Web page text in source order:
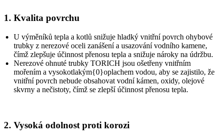
1. Kvalita povrchu
U výměníků tepla a kotlů snižuje hladký vnitřní povrch ohybové
trubky z nerezové oceli zanášení a usazování vodního kamene,
čímž zlepšuje účinnost přenosu tepla a snižuje nároky na údržbu.
Nerezové ohnuté trubky TORICH jsou ošetřeny vnitřním
mořením a vysokotlakým{0}oplachem vodou, aby se zajistilo, že
vnitřní povrch nebude obsahovat vodní kámen, oxidy, olejové
skvrny a nečistoty, čímž se zlepší účinnost přenosu tepla.
2. Vysoká odolnost proti korozi